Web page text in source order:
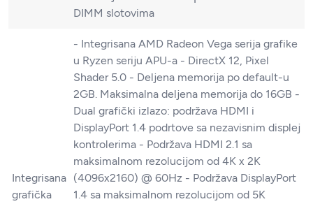
DIMM slotovima
Integrisana
grafička
- Integrisana AMD Radeon Vega serija grafike
u Ryzen seriju APU-a - DirectX 12, Pixel
Shader 5.0 - Deljena memorija po default-u
2GB. Maksimalna deljena memorija do 16GB -
Dual grafički izlazo: podržava HDMI i
DisplayPort 1.4 podrtove sa nezavisnim displej
kontrolerima - Podržava HDMI 2.1 sa
maksimalnom rezolucijom od 4K x 2K
(4096x2160) @ 60Hz - Podržava DisplayPort
1.4 sa maksimalnom rezolucijom od 5K